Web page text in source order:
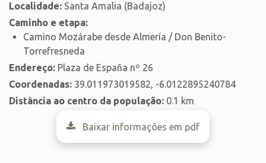
Localidade: Santa Amalia (Badajoz)
Caminho e etapa:
Camino Mozárabe desde Almería / Don Benito-
Torrefresneda
Endereço: Plaza de España nº 26
Coordenadas: 39.011973019582, -6.0122895240784
Distância ao centro da população: 0.1 km
Baixar informações em pdf